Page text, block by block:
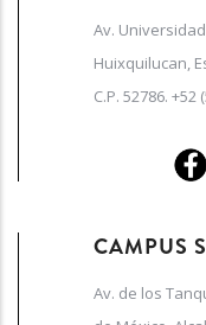
Av.
Huixquilucan,
C.P. 52786. +52
CAMPUS
Av. de los